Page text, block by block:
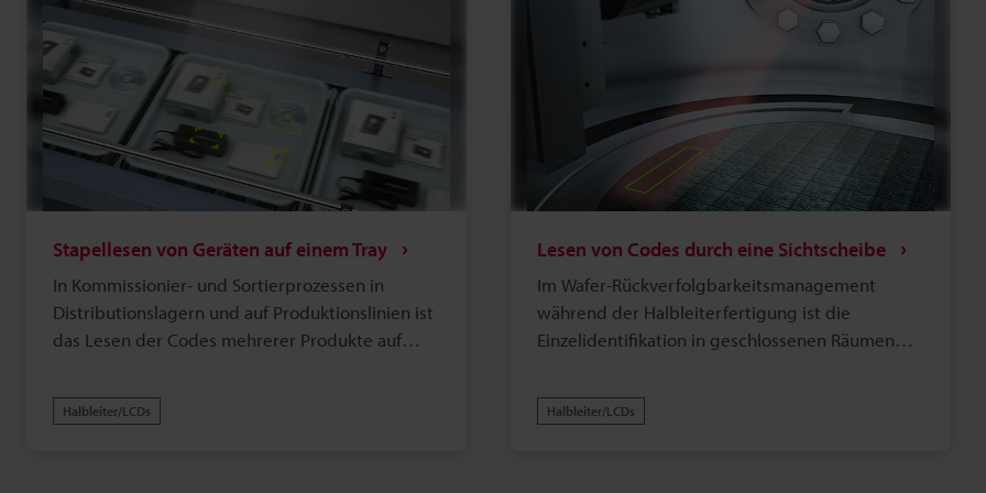
Stapellesen von Geräten auf einem Tray
In Kommissionier- und Sortierprozessen in
Distributionslagern und auf Produktionslinien ist
das Lesen der Codes mehrerer Produkte auf
kritischer Punkt, der die Produktivität
beeinflusst. Da die Position und Ausrichtung der
Halbleiter/LCDs
Lesen von Codes durch eine Sichtscheibe
Im Wafer-Rückverfolgbarkeitsmanagement
während der Halbleiterfertigung ist die
Einzelidentifikation in geschlossenen Räumen
unerlässlich. Das Lesen von Codes durch ein
Sichtfenster war jedoch aufgrund von
Halbleiter/LCDs